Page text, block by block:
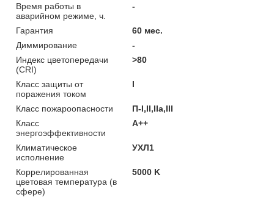
Время работы в
аварийном режиме, ч.
-
Гарантия
60 мес.
Диммирование
-
Индекс цветопередачи
(CRI)
>80
Класс защиты от
поражения током
I
Класс пожароопасности
П-I,II,IIa,ІІІ
Класс
энергоэффективности
A++
Климатическое
исполнение
УХЛ1
Коррелированная
цветовая температура (в
сфере)
5000 K